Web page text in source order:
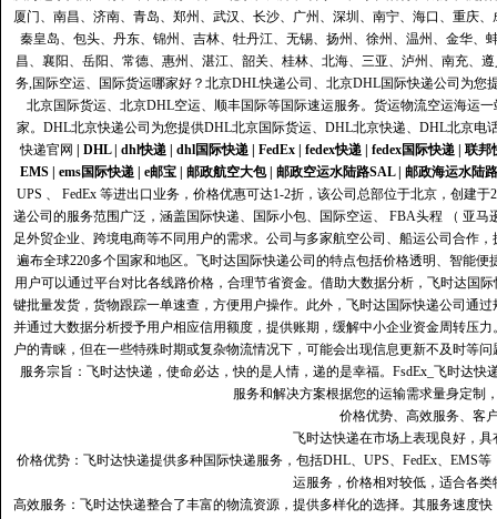
厦门、南昌、济南、青岛、郑州、武汉、长沙、广州、深圳、南宁、海口、重庆
秦皇岛、包头、丹东、锦州、吉林、牡丹江、无锡、扬州、徐州、温州、金华
昌、襄阳、岳阳、常德、惠州、湛江、韶关、桂林、北海、三亚、泸州、南充、
务,国际空运、国际货运哪家好？北京DHL快递公司、北京DHL国际快递公司为
北京国际货运、北京DHL空运、顺丰国际等国际速运服务。货运物流空运海运
家。DHL北京快递公司为您提供DHL北京国际货运、DHL北京快递、DHL北京电
快递官网
DHL| dhl快递| dhl国际快递| FedEx| fedex快递| fedex国际快递| 联邦
EMS| ems国际快递| e邮宝| 邮政航空大包| 邮政空运水陆路SAL| 邮政海运水陆路
UPS 、 FedEx 等进出口业务，价格优惠可达1-2折，该公司总部位于北京，创建
递公司的服务范围广泛，涵盖国际快递、国际小包、国际空运、 FBA头程 （ 亚
足外贸企业、跨境电商等不同用户的需求。公司与多家航空公司、船运公司合作
遍布全球220多个国家和地区。飞时达国际快递公司的特点包括价格透明、智能
用户可以通过平台对比各线路价格，合理节省资金。借助大数据分析，飞时达国
键批量发货，货物跟踪一单速查，方便用户操作。此外，飞时达国际快递公司通
并通过大数据分析授予用户相应信用额度，提供账期，缓解中小企业资金周转压
户的青睐，但在一些特殊时期或复杂物流情况下，可能会出现信息更新不及时等
服务宗旨：飞时达快递，使命必达，快的是人情，递的是幸福。FsdEx_飞时达
服务和解决方案根据您的运输需求量身定制
价格优势、高效服务、客
飞时达快递在市场上表现良好，
价格优势：飞时达快递提供多种国际快递服务，包括DHL、UPS、FedEx、EMS
运服务，价格相对较低，适合各
高效服务：飞时达快递整合了丰富的物流资源，提供多样化的选择。其服务速度